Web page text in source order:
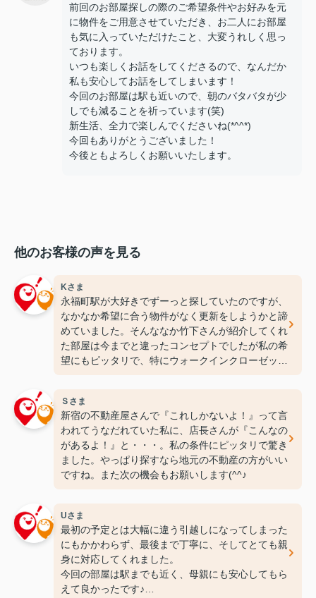
前回のお部屋探しの際のご希望条件やお好みを元
に物件をご用意させていただき、お二人にお部屋
も気に入っていただけたこと、大変うれしく思っ
ております。
いつも楽しくお話をしてくださるので、なんだか
私も安心してお話をしてしまいます！
今回のお部屋は駅も近いので、朝のバタバタが少
しでも減ることを祈っています(笑)
新生活、全力で楽しんでくださいね(*^^*)
今回もありがとうございました！
今後ともよろしくお願いいたします。
他のお客様の声を見る
Kさま
永福町駅が大好きでずーっと探していたのですが、
なかなか希望に合う物件がなく更新をしようかと諦
めていました。そんななか竹下さんが紹介してくれ
た部屋は今までと違ったコンセプトでしたが私の希
望にもピッタリで、特にウォークインクローゼット
Ｓさま
新宿の不動産屋さんで『これしかないよ！』って言
われてうなだれていた私に、店長さんが『こんなの
があるよ！』と・・・。私の条件にピッタリで驚き
ました。やっぱり探すなら地元の不動産の方がいい
ですね。また次の機会もお願いします(^^♪
Uさま
最初の予定とは大幅に違う引越しになってしまった
にもかかわらず、最後まで丁寧に、そしてとても親
身に対応してくれました。
今回の部屋は駅までも近く、母親にも安心してもら
えて良かったです♪